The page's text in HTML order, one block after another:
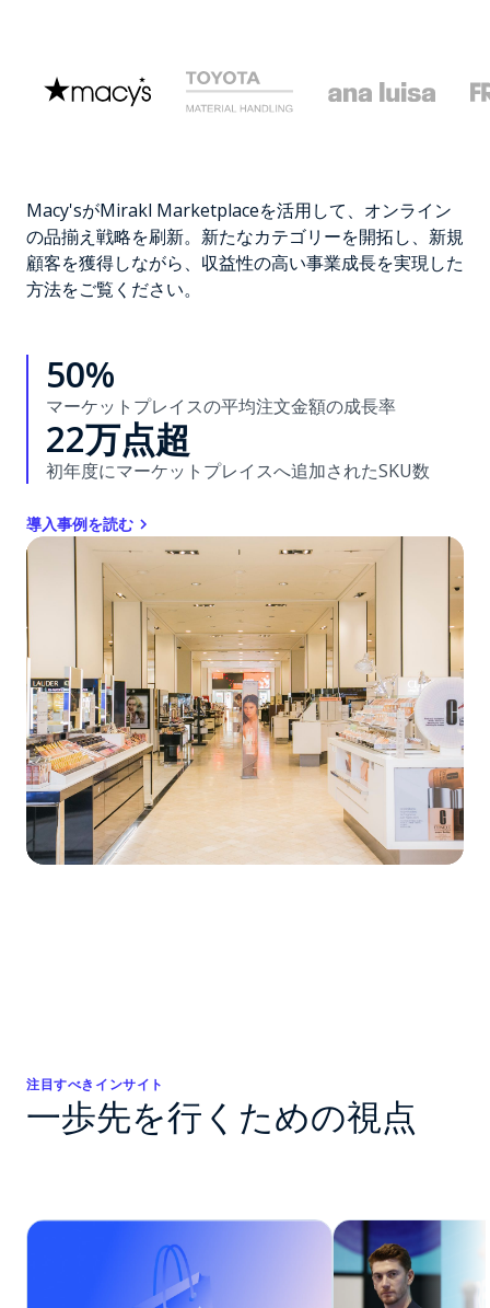
Macy'sがMirakl Marketplaceを活用して、オンライン
の品揃え戦略を刷新。新たなカテゴリーを開拓し、新規
顧客を獲得しながら、収益性の高い事業成長を実現した
方法をご覧ください。
50%
マーケットプレイスの平均注文金額の成長率
22万点超
初年度にマーケットプレイスへ追加されたSKU数
導入事例を読む
注目すべきインサイト
一歩先を行くための視点